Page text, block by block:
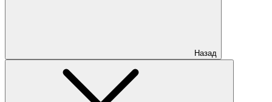
Назад